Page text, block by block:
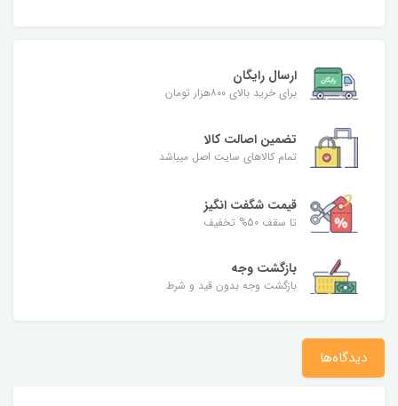
ارسال رایگان
برای خرید بالای ۸۰۰هزار تومان
تضمین اصالت کالا
تمام کالاهای سایت اصل میباشد
قیمت شگفت انگیز
تا سقف 50% تخفیف
بازگشت وجه
بازگشت وجه بدون قید و شرط
دیدگاه‌ها